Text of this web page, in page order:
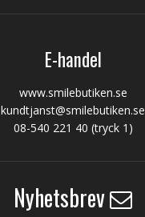
E-handel
www.smilebutiken.se
kundtjanst@smilebutiken.se
08-540 221 40 (tryck 1)
Nyhetsbrev